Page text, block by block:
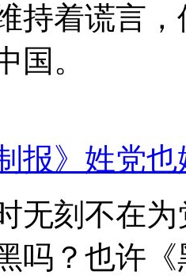
持着谎言
国。
报》姓党
无刻不在
吗？也许